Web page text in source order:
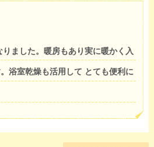
ました。暖房もあり実に暖かく入
浴室乾燥も活用して とても便利に